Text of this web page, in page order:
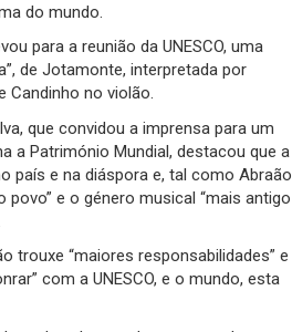
do mundo.
para a reunião da UNESCO, uma
de Jotamonte, interpretada por
Candinho no violão.
que convidou a imprensa para um
a Património Mundial, destacou que a
país e na diáspora e, tal como Abraão
povo” e o género musical “mais antigo
trouxe “maiores responsabilidades” e
com a UNESCO, e o mundo, esta